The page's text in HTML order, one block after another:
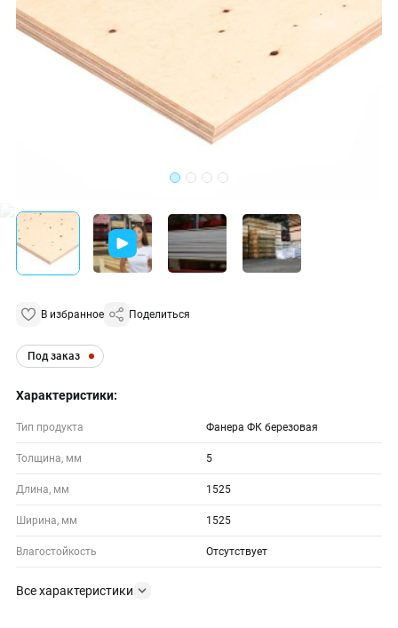
В избранное Поделиться
Под заказ
Характеристики:
Тип продукта Фанера ФК березовая
Толщина, мм 5
Длина, мм 1525
Ширина, мм 1525
Влагостойкость Отсутствует
Все характеристики